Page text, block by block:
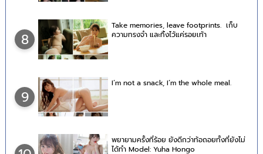
8
Take memories, leave footprints. เก็บ
ความทรงจำ และทิ้งไว้แค่รอยเท้า
9
I’m not a snack, I’m the whole meal.
พยายามครั้งที่ร้อย ยังดีกว่าท้อถอยทั้งที่ยังไม่
ได้ทำ Model: Yuha Hongo